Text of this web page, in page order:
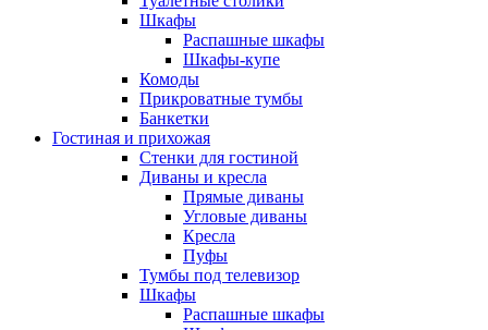
Шкафы
Распашные шкафы
Шкафы-купе
Комоды
Прикроватные тумбы
Банкетки
Гостиная и прихожая
Стенки для гостиной
Диваны и кресла
Прямые диваны
Угловые диваны
Кресла
Пуфы
Тумбы под телевизор
Шкафы
Распашные шкафы